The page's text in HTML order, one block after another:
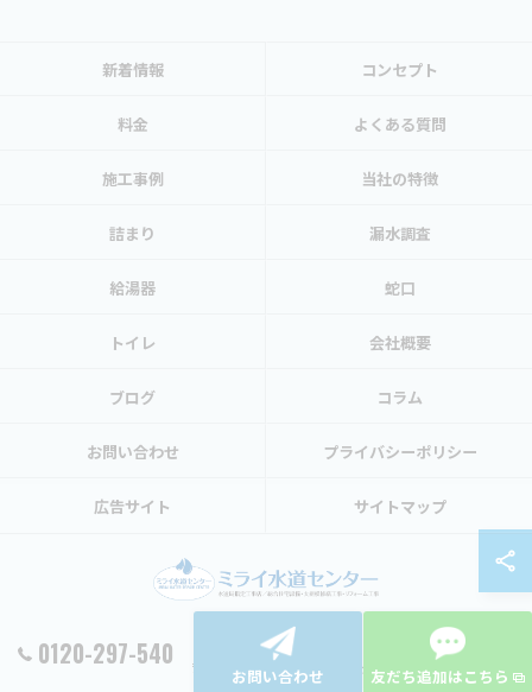
0120-297-540
お問い合わせ 友だち追加はこちら
新着情報 コンセプト
料金 よくある質問
施工事例 当社の特徴
詰まり 漏水調査
給湯器 蛇口
トイレ 会社概要
ブログ コラム
お問い合わせ プライバシーポリシー
広告サイト サイトマップ
© 2026 東京都渋谷区の水トラブルならミライ水道センター ALL RIGHTS RESERVED.